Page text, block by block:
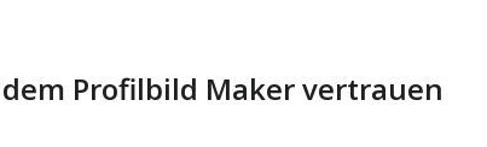
Profilbild Maker vertrauen